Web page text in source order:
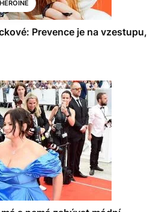
Prevence je na vzestupu,